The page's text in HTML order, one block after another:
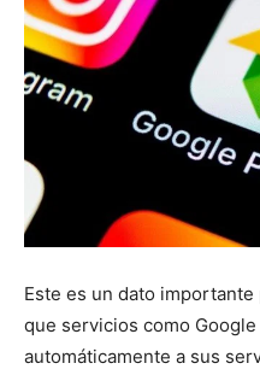
Este es un dato
que servicios como
automáticamente a sus